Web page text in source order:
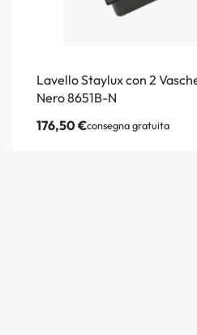
Lavello Staylux con 2
Nero 8651B-N
176,50€consegna gratuita